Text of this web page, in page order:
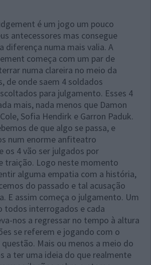
é um jogo um pouco
antecessores mas consegue
diferença numa mais valia. A
começa com um par de
numa clareira no meio da
de onde saem 4 soldados
para julgamento. Esses 4
mais, nada menos que Damon
Sofia Hendirk e Garron Paduk.
de que algo se passa, e
num enorme anfiteatro
os 4 vão ser julgados por
traição. Logo neste momento
alguma empatia com a história,
do passado e tal acusação
E assim começa o julgamento. Um
todos interrogados e cada
nos a regressar no tempo à altura
se referem e jogando com o
Mais ou menos a meio do
a ter uma ideia do que realmente